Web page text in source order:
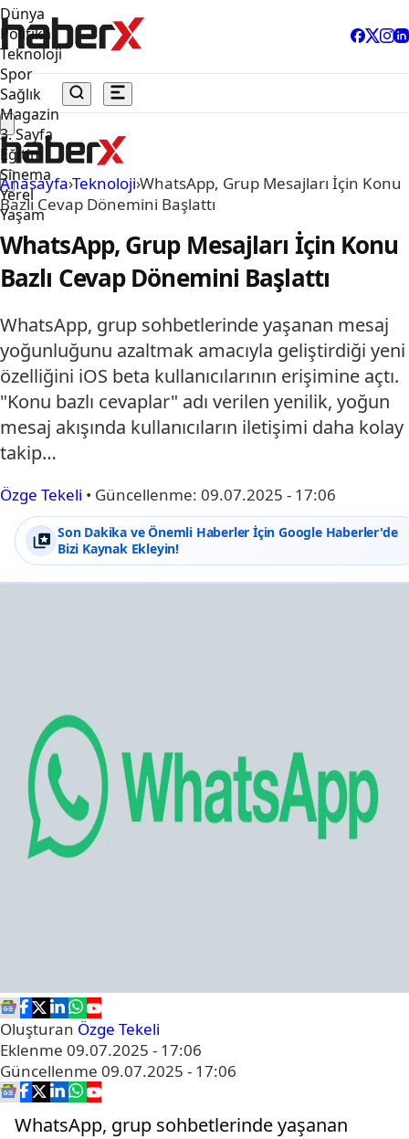
Dünya
Politika
Teknoloji
Spor
Sağlık
Magazin
3. Sayfa
Eğitim
Sinema
Yerel
Yaşam
Anasayfa›Teknoloji›WhatsApp, Grup Mesajları İçin Konu
Bazlı Cevap Dönemini Başlattı
WhatsApp, Grup Mesajları İçin Konu
Bazlı Cevap Dönemini Başlattı
WhatsApp, grup sohbetlerinde yaşanan mesaj
yoğunluğunu azaltmak amacıyla geliştirdiği yeni
özelliğini iOS beta kullanıcılarının erişimine açtı.
"Konu bazlı cevaplar" adı verilen yenilik, yoğun
mesaj akışında kullanıcıların iletişimi daha kolay
takip…
Özge Tekeli • Güncellenme: 09.07.2025 - 17:06
Son Dakika ve Önemli Haberler İçin Google Haberler'de
Bizi Kaynak Ekleyin!
Oluşturan Özge Tekeli
Eklenme 09.07.2025 - 17:06
Güncellenme 09.07.2025 - 17:06
WhatsApp, grup sohbetlerinde yaşanan